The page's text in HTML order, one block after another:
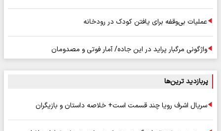
عملیات بی‌وقفه برای یافتن کودک در رودخانه
واژگونی مرگبار پراید در این جاده/ آمار فوتی و مصدومان
پربازدید ترین‌ها
سریال اشرف رویا چند قسمت است+ خلاصه داستان و بازیگران